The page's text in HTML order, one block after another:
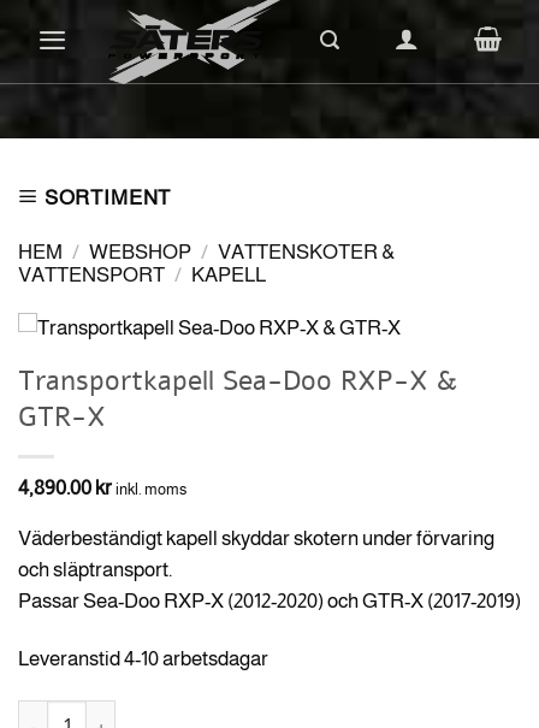
SORTIMENT
HEM / WEBSHOP / VATTENSKOTER &
VATTENSPORT / KAPELL
Transportkapell Sea-Doo RXP-X &
GTR-X
4,890.00 kr inkl. moms
Väderbeständigt kapell skyddar skotern under förvaring
och släptransport.
Passar Sea-Doo RXP-X (2012-2020) och GTR-X (2017-2019)
Leveranstid 4-10 arbetsdagar
Transportkapell Sea-Doo RXP-X & GTR-X mängd